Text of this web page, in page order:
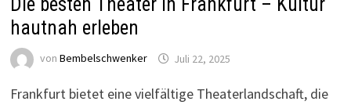
hautnah erleben
von Bembelschwenker Juli 22, 2025
Frankfurt bietet eine vielfältige Theaterlandschaft, die